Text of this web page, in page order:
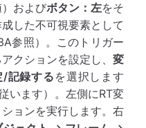
）およびボタン：左をそ
した不可視要素として
参照）。このトリガー
クションを設定し、 変
記録する を選択します
います）。左側にRT変
ョンを実行します。右